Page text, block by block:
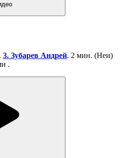
3. Зубарев Андрей. 2 мин. (Неи)
.